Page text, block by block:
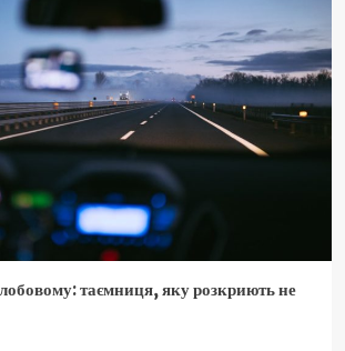
таємниця, яку розкриють не